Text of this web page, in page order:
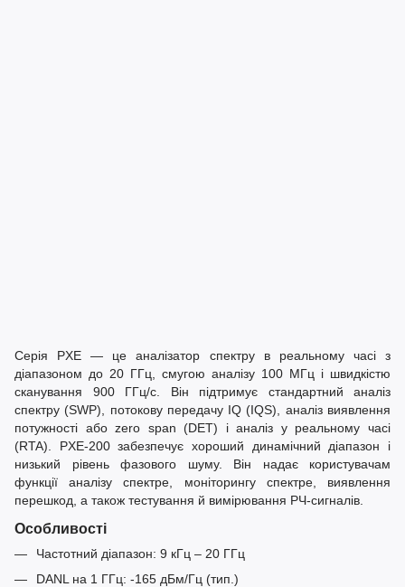
Серія PXE — це аналізатор спектру в реальному часі з
діапазоном до 20 ГГц, смугою аналізу 100 МГц і швидкістю
сканування 900 ГГц/с. Він підтримує стандартний аналіз
спектру (SWP), потокову передачу IQ (IQS), аналіз виявлення
потужності або zero span (DET) і аналіз у реальному часі
(RTA). PXE-200 забезпечує хороший динамічний діапазон і
низький рівень фазового шуму. Він надає користувачам
функції аналізу спектрe, моніторингу спектрe, виявлення
перешкод, а також тестування й вимірювання РЧ-сигналів.
Особливості
Частотний діапазон: 9 кГц – 20 ГГц
DANL на 1 ГГц: -165 дБм/Гц (тип.)